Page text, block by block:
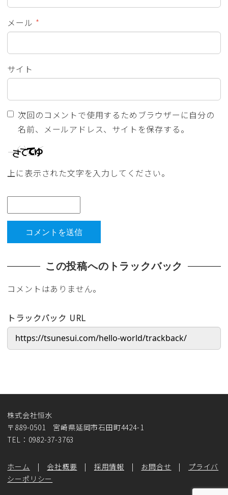
メール *
サイト
次回のコメントで使用するためブラウザーに自分の
名前、メールアドレス、サイトを保存する。
上に表示された文字を入力してください。
この投稿へのトラックバック
コメントはありません。
トラックバック URL
株式会社恒水
〒889-0501 宮崎県延岡市石田町4424-1
TEL：0982-37-3763
ホーム | 会社概要 | 採用情報 | お問合せ | プライバ
シーポリシー